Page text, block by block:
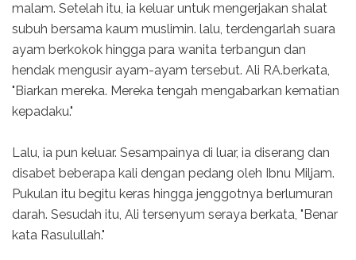
malam. Setelah itu, ia keluar untuk mengerjakan shalat
subuh bersama kaum muslimin. lalu, terdengarlah suara
ayam berkokok hingga para wanita terbangun dan
hendak mengusir ayam-ayam tersebut. Ali RA.berkata,
"Biarkan mereka. Mereka tengah mengabarkan kematian
kepadaku."
Lalu, ia pun keluar. Sesampainya di luar, ia diserang dan
disabet beberapa kali dengan pedang oleh Ibnu Miljam.
Pukulan itu begitu keras hingga jenggotnya berlumuran
darah. Sesudah itu, Ali tersenyum seraya berkata, "Benar
kata Rasulullah."